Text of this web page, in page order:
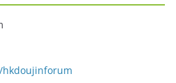
hkdoujinforum